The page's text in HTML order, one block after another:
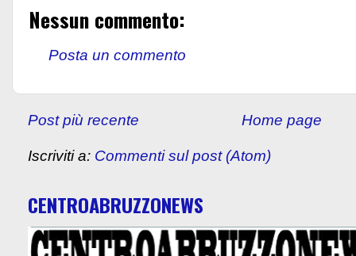
Nessun commento:
Posta un commento
Post più recente Home page
Iscriviti a: Commenti sul post (Atom)
CENTROABRUZZONEWS